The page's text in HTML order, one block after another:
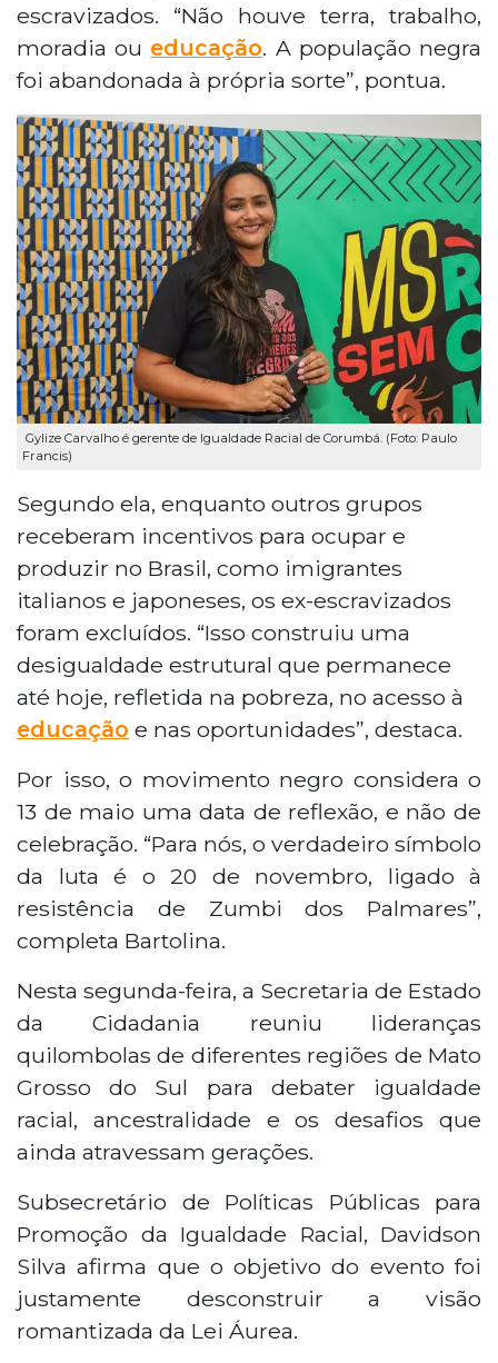
escravizados. “Não houve terra, trabalho,
moradia ou educação. A população negra
foi abandonada à própria sorte”, pontua.
Gylize Carvalho é gerente de Igualdade Racial de Corumbá. (Foto: Paulo
Francis)
Segundo ela, enquanto outros grupos
receberam incentivos para ocupar e
produzir no Brasil, como imigrantes
italianos e japoneses, os ex-escravizados
foram excluídos. “Isso construiu uma
desigualdade estrutural que permanece
até hoje, refletida na pobreza, no acesso à
educação e nas oportunidades”, destaca.
Por isso, o movimento negro considera o
13 de maio uma data de reflexão, e não de
celebração. “Para nós, o verdadeiro símbolo
da luta é o 20 de novembro, ligado à
resistência de Zumbi dos Palmares”,
completa Bartolina.
Nesta segunda-feira, a Secretaria de Estado
da Cidadania reuniu lideranças
quilombolas de diferentes regiões de Mato
Grosso do Sul para debater igualdade
racial, ancestralidade e os desafios que
ainda atravessam gerações.
Subsecretário de Políticas Públicas para
Promoção da Igualdade Racial, Davidson
Silva afirma que o objetivo do evento foi
justamente desconstruir a visão
romantizada da Lei Áurea.